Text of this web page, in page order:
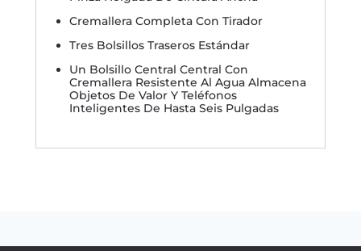
Cremallera Completa Con Tirador
Tres Bolsillos Traseros Estándar
Un Bolsillo Central Central Con
Cremallera Resistente Al Agua Almacena
Objetos De Valor Y Teléfonos
Inteligentes De Hasta Seis Pulgadas